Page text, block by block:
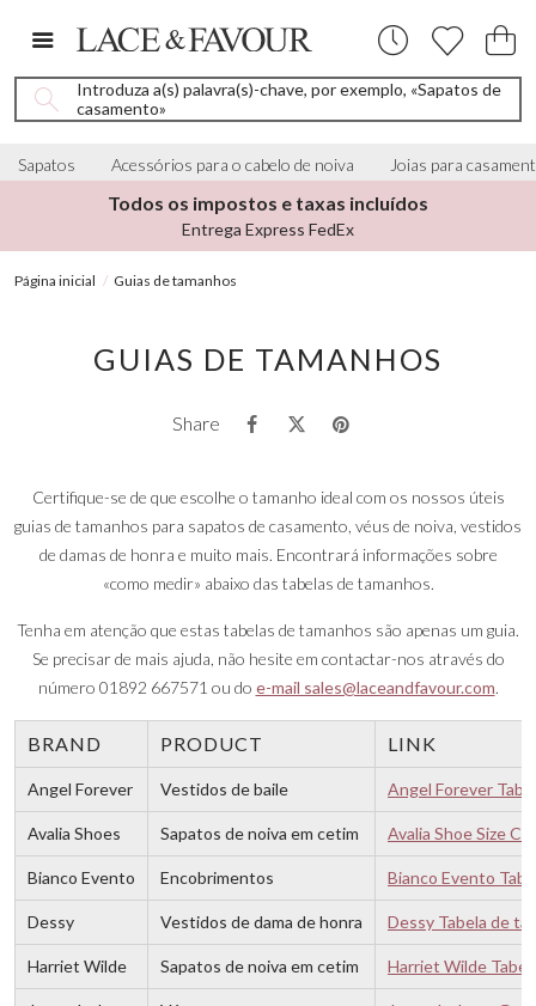
Introduza a(s) palavra(s)-chave, por exemplo, «Sapatos de
casamento»
Sapatos Acessórios para o cabelo de noiva Joias para
Todos os impostos e taxas incluídos
Entrega Express FedEx
Página inicial Guias de tamanhos
GUIAS DE TAMANHOS
Share
Certifique-se de que escolhe o tamanho ideal com os nossos úteis
guias de tamanhos para sapatos de casamento, véus de noiva, vestidos
de damas de honra e muito mais. Encontrará informações sobre
«como medir» abaixo das tabelas de tamanhos.
Tenha em atenção que estas tabelas de tamanhos são apenas um guia.
Se precisar de mais ajuda, não hesite em contactar-nos através do
número 01892 667571 ou do e-mail sales@laceandfavour.com.
BRAND PRODUCT LINK
Angel Forever Vestidos de baile Angel Forever
Avalia Shoes Sapatos de noiva em cetim Avalia Shoe Size
Bianco Evento Encobrimentos Bianco Evento
Dessy Vestidos de dama de honra Dessy Tabela de
Harriet Wilde Sapatos de noiva em cetim Harriet Wilde